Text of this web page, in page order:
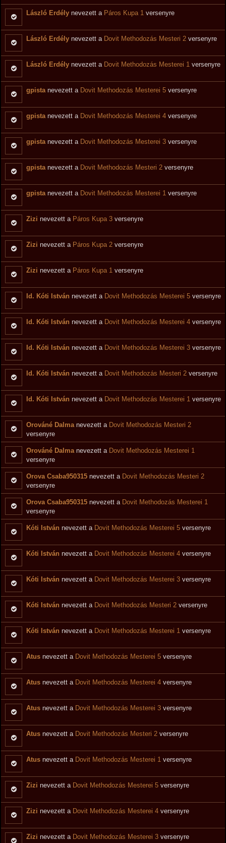
László Erdély nevezett a Páros Kupa 1 versenyre
László Erdély nevezett a Dovit Methodozás Mesteri 2 versenyre
László Erdély nevezett a Dovit Methodozás Mesterei 1 versenyre
gpistanevezett a Dovit Methodozás Mesterei 5 versenyre
gpistanevezett a Dovit Methodozás Mesterei 4 versenyre
gpistanevezett a Dovit Methodozás Mesterei 3 versenyre
gpistanevezett a Dovit Methodozás Mesteri 2 versenyre
gpistanevezett a Dovit Methodozás Mesterei 1 versenyre
Zizi nevezett a Páros Kupa 3 versenyre
Zizi nevezett a Páros Kupa 2 versenyre
Zizi nevezett a Páros Kupa 1 versenyre
Id. Kóti István nevezett a Dovit Methodozás Mesterei 5 versenyre
Id. Kóti István nevezett a Dovit Methodozás Mesterei 4 versenyre
Id. Kóti István nevezett a Dovit Methodozás Mesterei 3 versenyre
Id. Kóti István nevezett a Dovit Methodozás Mesteri 2 versenyre
Id. Kóti István nevezett a Dovit Methodozás Mesterei 1 versenyre
Orováné Dalma nevezett a Dovit Methodozás Mesteri 2
versenyre
Orováné Dalma nevezett a Dovit Methodozás Mesterei 1
versenyre
Orova Csaba950315 nevezett a Dovit Methodozás Mesteri 2
versenyre
Orova Csaba950315 nevezett a Dovit Methodozás Mesterei 1
versenyre
Kóti István nevezett a Dovit Methodozás Mesterei 5 versenyre
Kóti István nevezett a Dovit Methodozás Mesterei 4 versenyre
Kóti István nevezett a Dovit Methodozás Mesterei 3 versenyre
Kóti István nevezett a Dovit Methodozás Mesteri 2 versenyre
Kóti István nevezett a Dovit Methodozás Mesterei 1 versenyre
Atus nevezett a Dovit Methodozás Mesterei 5 versenyre
Atus nevezett a Dovit Methodozás Mesterei 4 versenyre
Atus nevezett a Dovit Methodozás Mesterei 3 versenyre
Atus nevezett a Dovit Methodozás Mesteri 2 versenyre
Atus nevezett a Dovit Methodozás Mesterei 1 versenyre
Zizi nevezett a Dovit Methodozás Mesterei 5 versenyre
Zizi nevezett a Dovit Methodozás Mesterei 4 versenyre
Zizi nevezett a Dovit Methodozás Mesterei 3 versenyre